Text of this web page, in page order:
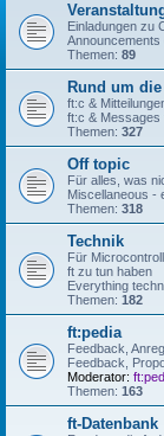
Einladungen zu
Themen: 89
Rund um
ft:c &
ft:c & Messages
Themen: 327
Off topic
Für alles, was
Miscellaneous -
Themen: 318
Technik
Für
ft zu tun haben
Everything
Themen: 182
ft:pedia
Feedback,
Feedback,
Moderator:
Themen: 163
ft-Datenbank